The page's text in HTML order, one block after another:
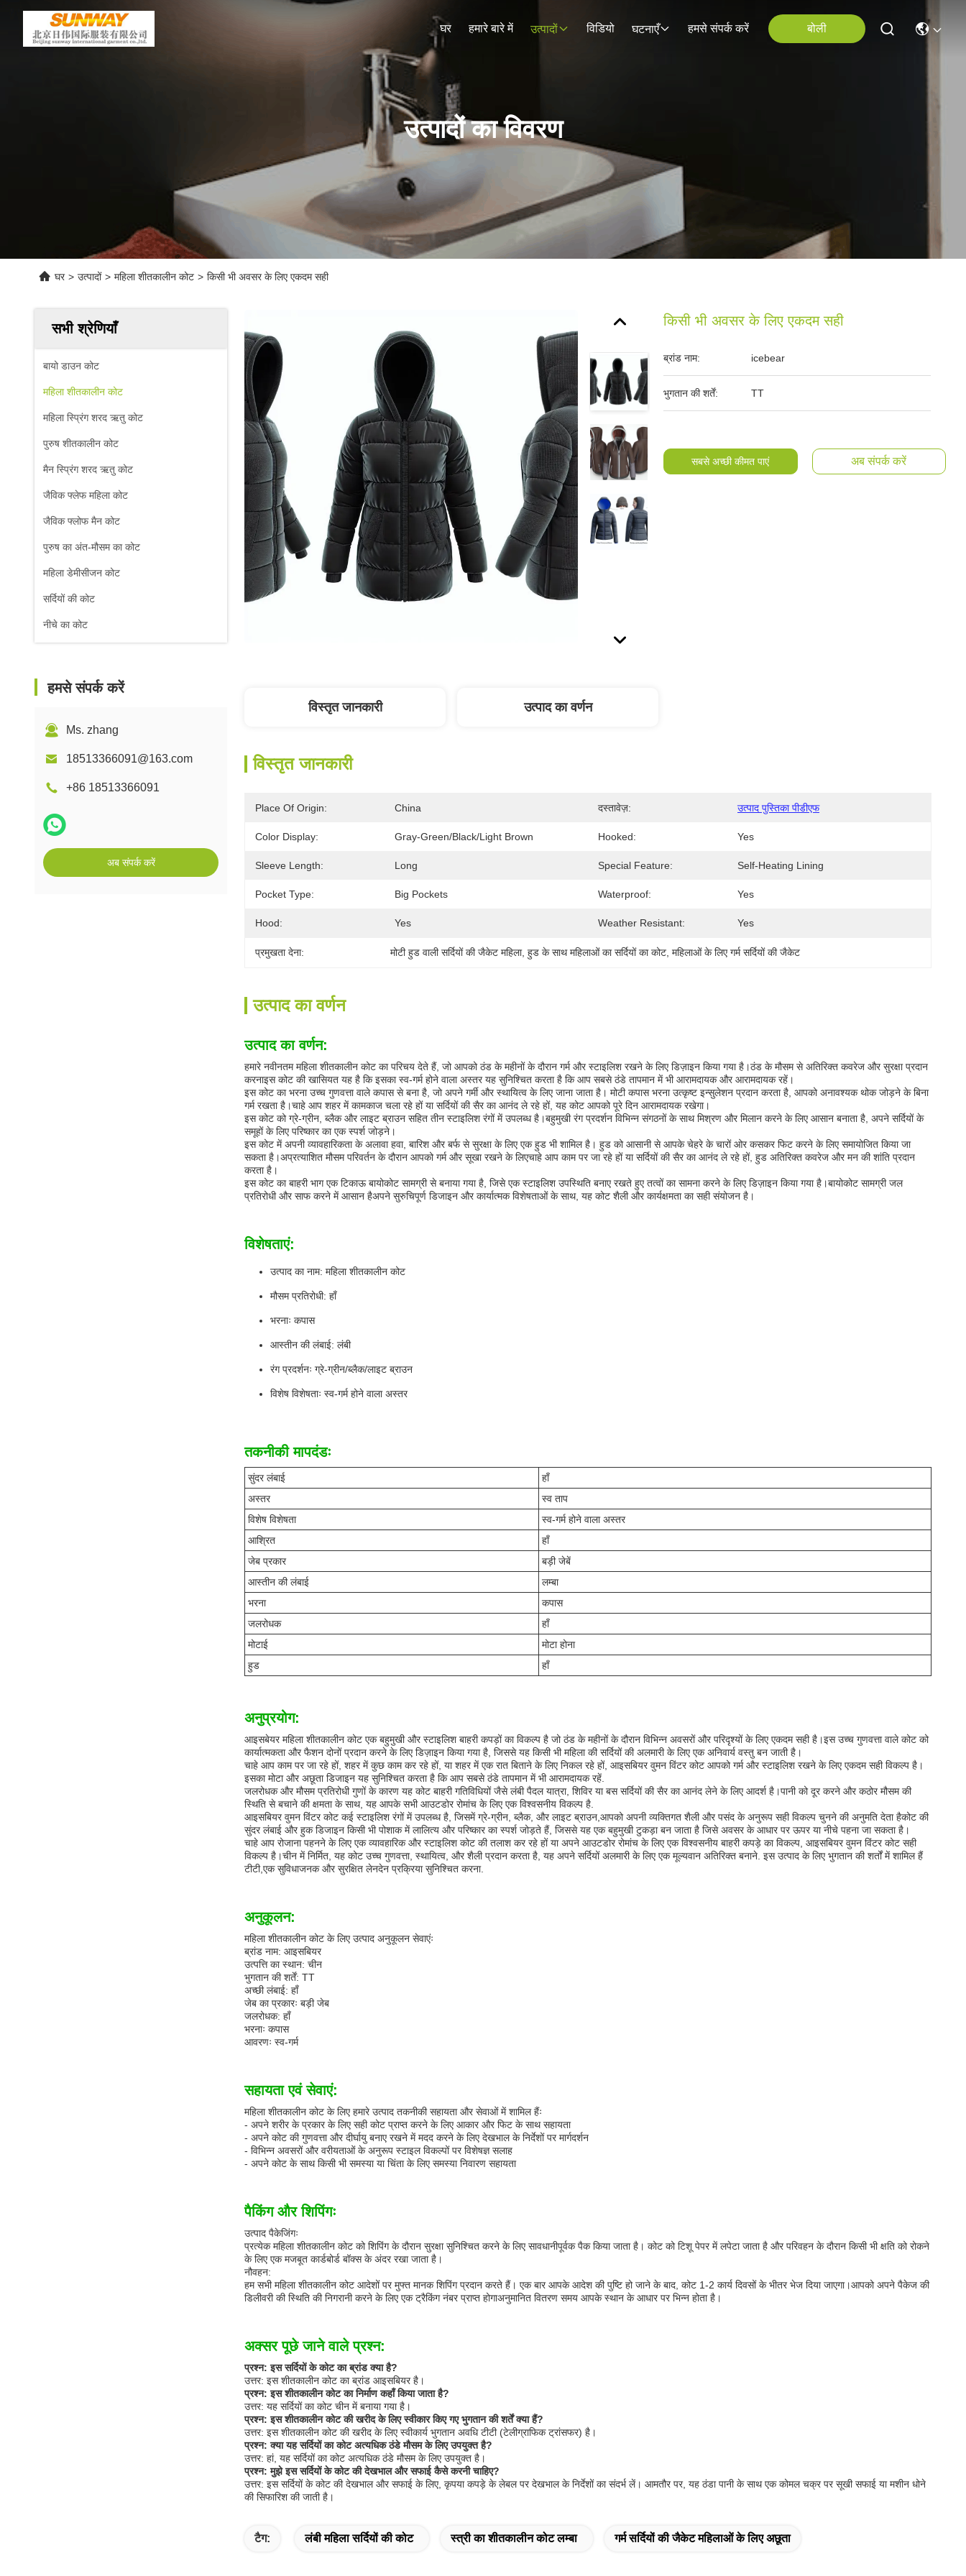
घर हमारे बारे में उत्पादों विडियो घटनाएँ हमसे संपर्क करें बोली
उत्पादों का विवरण
घर > उत्पादों > महिला शीतकालीन कोट > किसी भी अवसर के लिए एकदम सही
सभी श्रेणियाँ
बायो डाउन कोट
महिला शीतकालीन कोट
महिला स्प्रिंग शरद ऋतु कोट
पुरुष शीतकालीन कोट
मैन स्प्रिंग शरद ऋतु कोट
जैविक फ्लेफ महिला कोट
जैविक फ्लोफ मैन कोट
पुरुष का अंत-मौसम का कोट
महिला डेमीसीजन कोट
सर्दियों की कोट
नीचे का कोट
हमसे संपर्क करें
Ms. zhang
18513366091@163.com
+86 18513366091
अब संपर्क करें
किसी भी अवसर के लिए एकदम सही
ब्रांड नाम: icebear
भुगतान की शर्तें: TT
सबसे अच्छी कीमत पाएं अब संपर्क करें
विस्तृत जानकारी उत्पाद का वर्णन
विस्तृत जानकारी
Place Of Origin: China दस्तावेज़: उत्पाद पुस्तिका पीडीएफ
Color Display: Gray-Green/Black/Light Brown Hooked: Yes
Sleeve Length: Long Special Feature: Self-Heating Lining
Pocket Type: Big Pockets Waterproof: Yes
Hood: Yes Weather Resistant: Yes
प्रमुखता देना: मोटी हुड वाली सर्दियों की जैकेट महिला, हुड के साथ महिलाओं का सर्दियों का कोट , महिलाओं के लिए गर्म सर्दियों की जैकेट
उत्पाद का वर्णन
उत्पाद का वर्णन:
हमारे नवीनतम महिला शीतकालीन कोट का परिचय देते हैं, जो आपको ठंड के महीनों के दौरान गर्म और स्टाइलिश रखने के लिए डिज़ाइन किया गया है।ठंड के मौसम से अतिरिक्त कवरेज और सुरक्षा प्रदान
करनाइस कोट की खासियत यह है कि इसका स्व-गर्म होने वाला अस्तर यह सुनिश्चित करता है कि आप सबसे ठंडे तापमान में भी आरामदायक और आरामदायक रहें।
इस कोट का भरना उच्च गुणवत्ता वाले कपास से बना है, जो अपने गर्मी और स्थायित्व के लिए जाना जाता है। मोटी कपास भरना उत्कृष्ट इन्सुलेशन प्रदान करता है, आपको अनावश्यक थोक जोड़ने के बिना
गर्म रखता है।चाहे आप शहर में कामकाज चला रहे हों या सर्दियों की सैर का आनंद ले रहे हों, यह कोट आपको पूरे दिन आरामदायक रखेगा।
इस कोट को ग्रे-ग्रीन, ब्लैक और लाइट ब्राउन सहित तीन स्टाइलिश रंगों में उपलब्ध है।बहुमुखी रंग प्रदर्शन विभिन्न संगठनों के साथ मिश्रण और मिलान करने के लिए आसान बनाता है, अपने सर्दियों के
समूहों के लिए परिष्कार का एक स्पर्श जोड़ने।
इस कोट में अपनी व्यावहारिकता के अलावा हवा, बारिश और बर्फ से सुरक्षा के लिए एक हुड भी शामिल है। हुड को आसानी से आपके चेहरे के चारों ओर कसकर फिट करने के लिए समायोजित किया जा
सकता है।अप्रत्याशित मौसम परिवर्तन के दौरान आपको गर्म और सूखा रखने के लिएचाहे आप काम पर जा रहे हों या सर्दियों की सैर का आनंद ले रहे हों, हुड अतिरिक्त कवरेज और मन की शांति प्रदान
करता है।
इस कोट का बाहरी भाग एक टिकाऊ बायोकोट सामग्री से बनाया गया है, जिसे एक स्टाइलिश उपस्थिति बनाए रखते हुए तत्वों का सामना करने के लिए डिज़ाइन किया गया है।बायोकोट सामग्री जल
प्रतिरोधी और साफ करने में आसान हैअपने सुरुचिपूर्ण डिजाइन और कार्यात्मक विशेषताओं के साथ, यह कोट शैली और कार्यक्षमता का सही संयोजन है।
विशेषताएं:
उत्पाद का नाम: महिला शीतकालीन कोट
मौसम प्रतिरोधी: हाँ
भरनाः कपास
आस्तीन की लंबाई: लंबी
रंग प्रदर्शनः ग्रे-ग्रीन/ब्लैक/लाइट ब्राउन
विशेष विशेषताः स्व-गर्म होने वाला अस्तर
तकनीकी मापदंडः
सुंदर लंबाई
हाँ
अस्तर
स्व ताप
विशेष विशेषता
स्व-गर्म होने वाला अस्तर
आश्रित
हाँ
जेब प्रकार
बड़ी जेबें
आस्तीन की लंबाई
लम्बा
भरना
कपास
जलरोधक
हाँ
मोटाई
मोटा होना
हुड
हाँ
अनुप्रयोग:
आइसबेयर महिला शीतकालीन कोट एक बहुमुखी और स्टाइलिश बाहरी कपड़ों का विकल्प है जो ठंड के महीनों के दौरान विभिन्न अवसरों और परिदृश्यों के लिए एकदम सही है।इस उच्च गुणवत्ता वाले कोट को
कार्यात्मकता और फैशन दोनों प्रदान करने के लिए डिज़ाइन किया गया है, जिससे यह किसी भी महिला की सर्दियों की अलमारी के लिए एक अनिवार्य वस्तु बन जाती है।
चाहे आप काम पर जा रहे हों, शहर में कुछ काम कर रहे हों, या शहर में एक रात बिताने के लिए निकल रहे हों, आइसबियर वुमन विंटर कोट आपको गर्म और स्टाइलिश रखने के लिए एकदम सही विकल्प है।
इसका मोटा और अछूता डिजाइन यह सुनिश्चित करता है कि आप सबसे ठंडे तापमान में भी आरामदायक रहें.
जलरोधक और मौसम प्रतिरोधी गुणों के कारण यह कोट बाहरी गतिविधियों जैसे लंबी पैदल यात्रा, शिविर या बस सर्दियों की सैर का आनंद लेने के लिए आदर्श है।पानी को दूर करने और कठोर मौसम की
स्थिति से बचाने की क्षमता के साथ, यह आपके सभी आउटडोर रोमांच के लिए एक विश्वसनीय विकल्प है.
आइसबियर वुमन विंटर कोट कई स्टाइलिश रंगों में उपलब्ध है, जिसमें ग्रे-ग्रीन, ब्लैक, और लाइट ब्राउन,आपको अपनी व्यक्तिगत शैली और पसंद के अनुरूप सही विकल्प चुनने की अनुमति देता हैकोट की
सुंदर लंबाई और हुक डिजाइन किसी भी पोशाक में लालित्य और परिष्कार का स्पर्श जोड़ते हैं, जिससे यह एक बहुमुखी टुकड़ा बन जाता है जिसे अवसर के आधार पर ऊपर या नीचे पहना जा सकता है।
चाहे आप रोजाना पहनने के लिए एक व्यावहारिक और स्टाइलिश कोट की तलाश कर रहे हों या अपने आउटडोर रोमांच के लिए एक विश्वसनीय बाहरी कपड़े का विकल्प, आइसबियर वुमन विंटर कोट सही
विकल्प है।चीन में निर्मित, यह कोट उच्च गुणवत्ता, स्थायित्व, और शैली प्रदान करता है, यह अपने सर्दियों अलमारी के लिए एक मूल्यवान अतिरिक्त बनाने. इस उत्पाद के लिए भुगतान की शर्तों में शामिल हैं
टीटी,एक सुविधाजनक और सुरक्षित लेनदेन प्रक्रिया सुनिश्चित करना.
अनुकूलन:
महिला शीतकालीन कोट के लिए उत्पाद अनुकूलन सेवाएंः
ब्रांड नाम: आइसबियर
उत्पत्ति का स्थान: चीन
भुगतान की शर्तें: TT
अच्छी लंबाई: हाँ
जेब का प्रकारः बड़ी जेब
जलरोधक: हाँ
भरनाः कपास
आवरणः स्व-गर्म
सहायता एवं सेवाएं:
महिला शीतकालीन कोट के लिए हमारे उत्पाद तकनीकी सहायता और सेवाओं में शामिल हैंः
- अपने शरीर के प्रकार के लिए सही कोट प्राप्त करने के लिए आकार और फिट के साथ सहायता
- अपने कोट की गुणवत्ता और दीर्घायु बनाए रखने में मदद करने के लिए देखभाल के निर्देशों पर मार्गदर्शन
- विभिन्न अवसरों और वरीयताओं के अनुरूप स्टाइल विकल्पों पर विशेषज्ञ सलाह
- अपने कोट के साथ किसी भी समस्या या चिंता के लिए समस्या निवारण सहायता
पैकिंग और शिपिंगः
उत्पाद पैकेजिंगः
प्रत्येक महिला शीतकालीन कोट को शिपिंग के दौरान सुरक्षा सुनिश्चित करने के लिए सावधानीपूर्वक पैक किया जाता है। कोट को टिशू पेपर में लपेटा जाता है और परिवहन के दौरान किसी भी क्षति को रोकने
के लिए एक मजबूत कार्डबोर्ड बॉक्स के अंदर रखा जाता है।
नौवहन:
हम सभी महिला शीतकालीन कोट आदेशों पर मुफ्त मानक शिपिंग प्रदान करते हैं। एक बार आपके आदेश की पुष्टि हो जाने के बाद, कोट 1-2 कार्य दिवसों के भीतर भेज दिया जाएगा।आपको अपने पैकेज की
डिलीवरी की स्थिति की निगरानी करने के लिए एक ट्रैकिंग नंबर प्राप्त होगाअनुमानित वितरण समय आपके स्थान के आधार पर भिन्न होता है।
अक्सर पूछे जाने वाले प्रश्न:
प्रश्न: इस सर्दियों के कोट का ब्रांड क्या है?
उत्तर: इस शीतकालीन कोट का ब्रांड आइसबियर है।
प्रश्न: इस शीतकालीन कोट का निर्माण कहाँ किया जाता है?
उत्तर: यह सर्दियों का कोट चीन में बनाया गया है।
प्रश्न: इस शीतकालीन कोट की खरीद के लिए स्वीकार किए गए भुगतान की शर्तें क्या हैं?
उत्तर: इस शीतकालीन कोट की खरीद के लिए स्वीकार्य भुगतान अवधि टीटी (टेलीग्राफिक ट्रांसफर) है।
प्रश्न: क्या यह सर्दियों का कोट अत्यधिक ठंडे मौसम के लिए उपयुक्त है?
उत्तर: हां, यह सर्दियों का कोट अत्यधिक ठंडे मौसम के लिए उपयुक्त है।
प्रश्न: मुझे इस सर्दियों के कोट की देखभाल और सफाई कैसे करनी चाहिए?
उत्तर: इस सर्दियों के कोट की देखभाल और सफाई के लिए, कृपया कपड़े के लेबल पर देखभाल के निर्देशों का संदर्भ लें। आमतौर पर, यह ठंडा पानी के साथ एक कोमल चक्र पर सूखी सफाई या मशीन धोने
की सिफारिश की जाती है।
टैग: लंबी महिला सर्दियों की कोट स्त्री का शीतकालीन कोट लम्बा गर्म सर्दियों की जैकेट महिलाओं के लिए अछूता